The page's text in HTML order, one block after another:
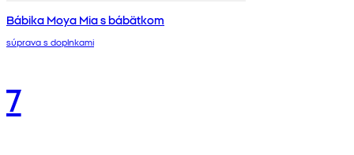
Bábika Moya Mia s bábätkom
súprava s doplnkami
7